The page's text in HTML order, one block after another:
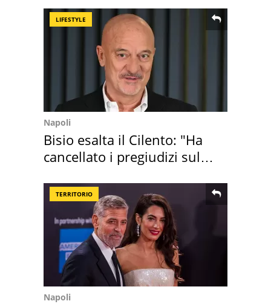
LIFESTYLE
Napoli
Bisio esalta il Cilento: "Ha
cancellato i pregiudizi sul
TERRITORIO
Napoli